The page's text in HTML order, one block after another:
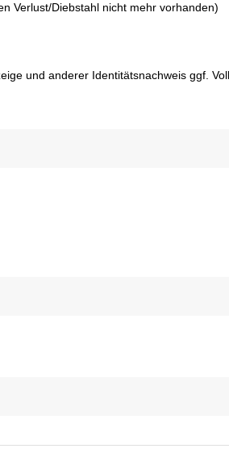
Verlust/Diebstahl nicht mehr vorhanden)
und anderer Identitätsnachweis ggf.